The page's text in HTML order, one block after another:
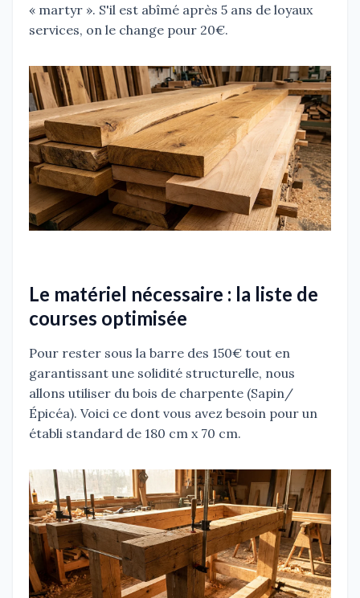
« martyr ». S'il est abîmé après 5 ans de loyaux
services, on le change pour 20€.
Le matériel nécessaire : la liste de
courses optimisée
Pour rester sous la barre des 150€ tout en
garantissant une solidité structurelle, nous
allons utiliser du bois de charpente (Sapin/
Épicéa). Voici ce dont vous avez besoin pour un
établi standard de 180 cm x 70 cm.